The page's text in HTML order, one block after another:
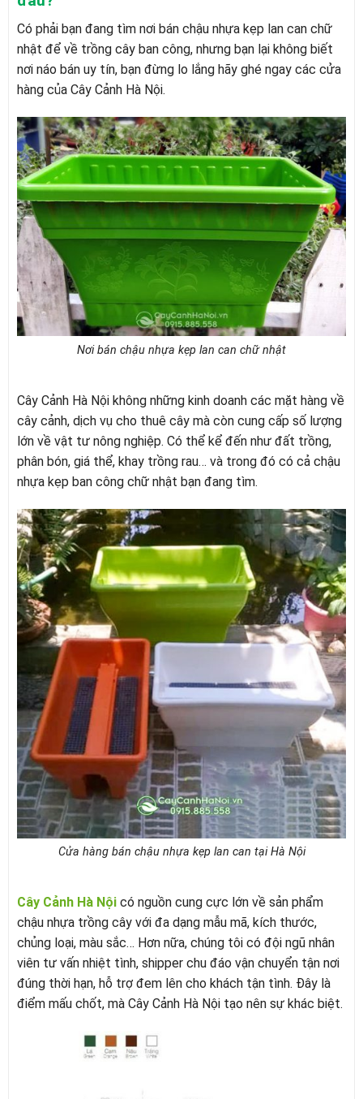
Có phải bạn đang tìm nơi bán chậu nhựa kẹp lan can chữ
nhật để về trồng cây ban công, nhưng bạn lại không biết
nơi náo bán uy tín, bạn đừng lo lắng hãy ghé ngay các cửa
hàng của Cây Cảnh Hà Nội.
Nơi bán chậu nhựa kẹp lan can chữ nhật
Cây Cảnh Hà Nội không những kinh doanh các mặt hàng về
cây cảnh, dịch vụ cho thuê cây mà còn cung cấp số lượng
lớn về vật tư nông nghiệp. Có thể kể đến như đất trồng,
phân bón, giá thể, khay trồng rau… và trong đó có cả chậu
nhựa kẹp ban công chữ nhật bạn đang tìm.
Cửa hàng bán chậu nhựa kẹp lan can tại Hà Nội
Cây Cảnh Hà Nội có nguồn cung cực lớn về sản phẩm
chậu nhựa trồng cây với đa dạng mẫu mã, kích thước,
chủng loại, màu sắc… Hơn nữa, chúng tôi có đội ngũ nhân
viên tư vấn nhiệt tình, shipper chu đáo vận chuyển tận nơi
đúng thời hạn, hỗ trợ đem lên cho khách tận tình. Đây là
điểm mấu chốt, mà Cây Cảnh Hà Nội tạo nên sự khác biệt.